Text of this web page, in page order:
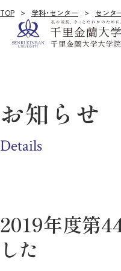
TOP 学科・センター センタ
お知らせ
Details
2019年度第
した